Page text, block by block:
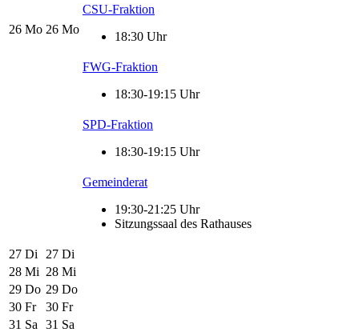
26 Mo 26 Mo
CSU-Fraktion
18:30 Uhr
FWG-Fraktion
18:30-19:15 Uhr
SPD-Fraktion
18:30-19:15 Uhr
Gemeinderat
19:30-21:25 Uhr
Sitzungssaal des Rathauses
27 Di 27 Di
28 Mi 28 Mi
29 Do 29 Do
30 Fr 30 Fr
31 Sa 31 Sa